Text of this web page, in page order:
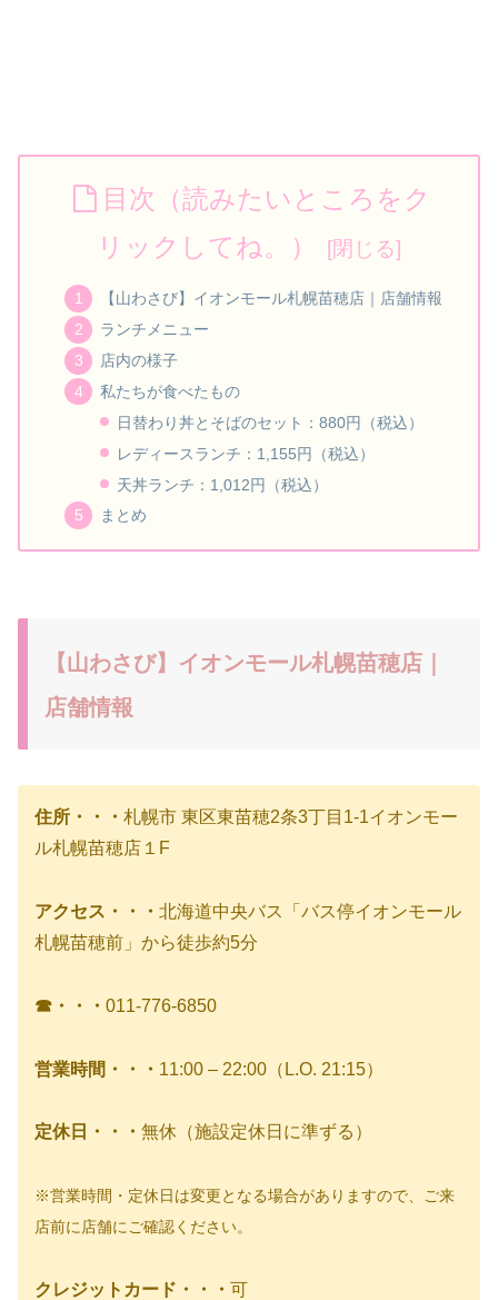
目次（読みたいところをク
リックしてね。）
【山わさび】イオンモール札幌苗穂店｜店舗情報
ランチメニュー
店内の様子
私たちが食べたもの
日替わり丼とそばのセット：880円（税込）
レディースランチ：1,155円（税込）
天丼ランチ：1,012円（税込）
まとめ
【山わさび】イオンモール札幌苗穂店｜
店舗情報
住所・・・ 札幌市 東区東苗穂2条3丁目1-1イオンモー
ル札幌苗穂店１F
アクセス・・・ 北海道中央バス「バス停イオンモール
札幌苗穂前」から徒歩約5分
☎・・・ 011-776-6850
営業時間・・・ 11:00 – 22:00（L.O. 21:15）
定休日・・・ 無休（施設定休日に準ずる）
※営業時間・定休日は変更となる場合がありますので、ご来
店前に店舗にご確認ください。
クレジットカード・・・ 可